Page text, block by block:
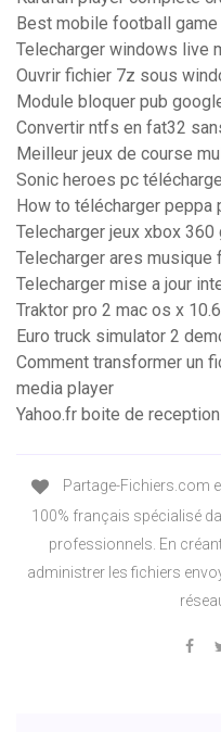
Best mobile football
Telecharger windows live
Ouvrir fichier 7z sous
Module bloquer pub
Convertir ntfs en fat32
Meilleur jeux de course
Sonic heroes pc
How to télécharger peppa
Telecharger jeux xbox 360
Telecharger ares musique
Telecharger mise a jour
Traktor pro 2 mac os x
Euro truck simulator 2
Comment transformer un
media player
Yahoo.fr boite de reception
Partage-Fichiers.com
100% français spécialisé
professionnels. En
administrer les fichiers